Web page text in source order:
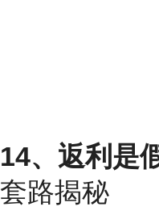
14、返利是
套路揭秘